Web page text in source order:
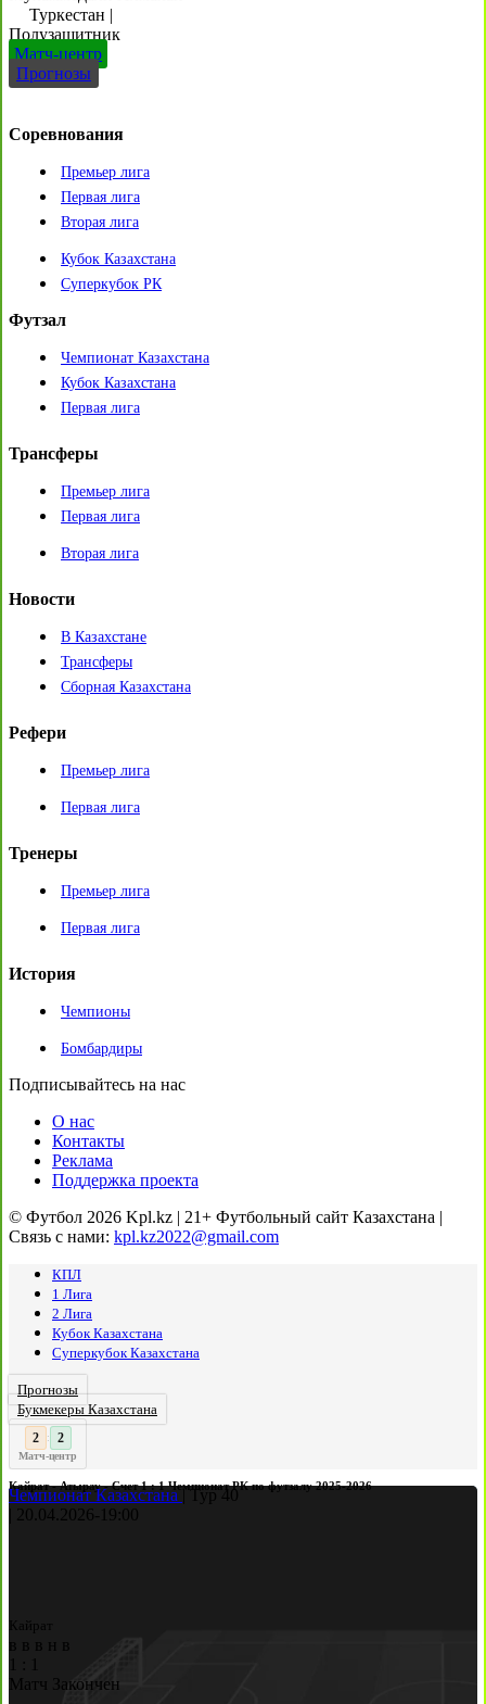
Туркестан |
Полузащитник
Матч-центр
Прогнозы
Соревнования
Премьер лига
Первая лига
Вторая лига
Кубок Казахстана
Суперкубок РК
Футзал
Чемпионат Казахстана
Кубок Казахстана
Первая лига
Трансферы
Премьер лига
Первая лига
Вторая лига
Новости
В Казахстане
Трансферы
Сборная Казахстана
Рефери
Премьер лига
Первая лига
Тренеры
Премьер лига
Первая лига
История
Чемпионы
Бомбардиры
Подписывайтесь на нас
О нас
Контакты
Реклама
Поддержка проекта
© Футбол 2026 Kpl.kz | 21+ Футбольный сайт Казахстана |
Связь с нами: kpl.kz2022@gmail.com
КПЛ
1 Лига
2 Лига
Кубок Казахстана
Суперкубок Казахстана
Прогнозы
Букмекеры Казахстана
: 2
Матч-центр
Кайрат - Атырау - Счет 1 : 1 Чемпионат РК по футзалу 2025-2026
Чемпионат Казахстана
Тур 40
20.04.2026- 19:00
Кайрат
в в в н
в
1
1
Матч Закончен